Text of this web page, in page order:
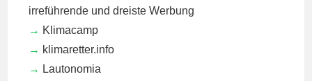
irreführende und dreiste Werbung
Klimacamp
klimaretter.info
Lautonomia